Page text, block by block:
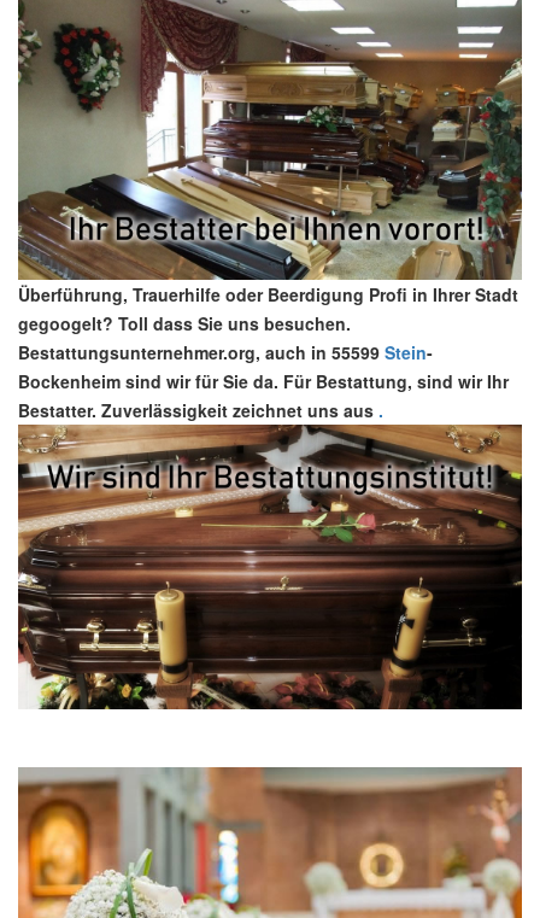
Überführung, Trauerhilfe oder Beerdigung Profi in Ihrer Stadt
gegoogelt? Toll dass Sie uns besuchen.
Bestattungsunternehmer.org, auch in 55599 Stein-
Bockenheim sind wir für Sie da. Für Bestattung, sind wir Ihr
Bestatter. Zuverlässigkeit zeichnet uns aus .